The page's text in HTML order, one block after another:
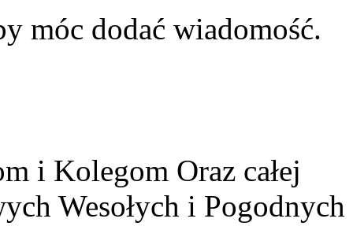
móc dodać wiadomość.
i Kolegom Oraz całej
Wesołych i Pogodnych